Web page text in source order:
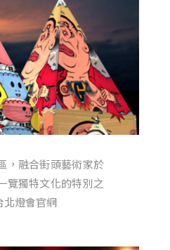
，融合街頭藝術家於
覽獨特文化的特別之
北燈會官網